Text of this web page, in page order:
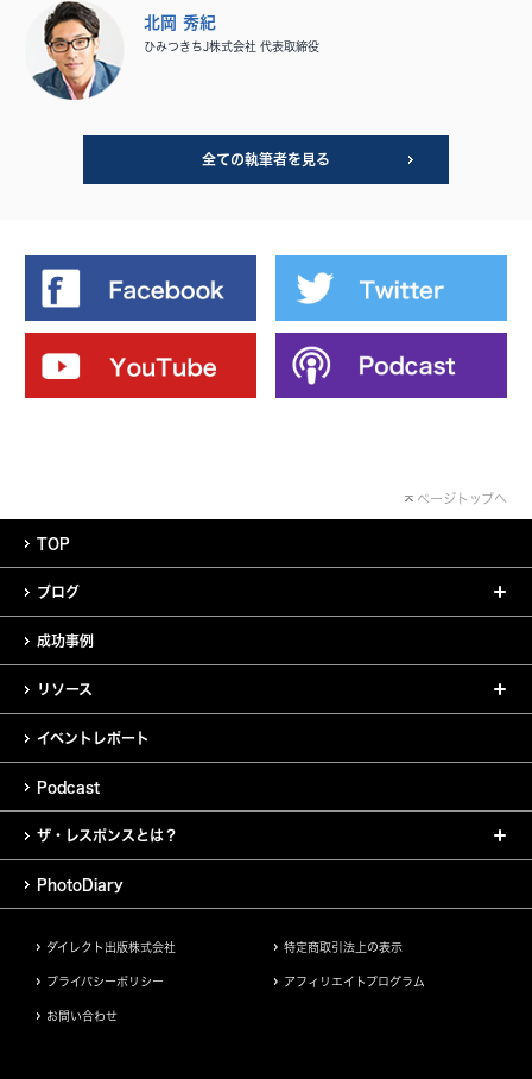
北岡 秀紀
ひみつきちJ株式会社 代表取締役
全ての執筆者を見る
ページトップへ
TOP
ブログ
成功事例
リソース
イベントレポート
Podcast
ザ・レスポンスとは？
PhotoDiary
ダイレクト出版株式会社 特定商取引法上の表示
プライバシーポリシー アフィリエイトプログラム
お問い合わせ